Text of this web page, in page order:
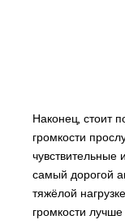
Наконец, стоит
громкости
чувствительные
самый дорогой
тяжёлой
громкости